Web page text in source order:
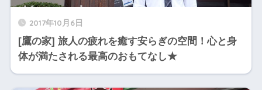
2017年10月6日
[鷹の家] 旅人の疲れを癒す安らぎの空間！心と身
体が満たされる最高のおもてなし★